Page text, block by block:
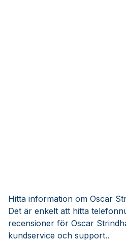
Hitta information om Oscar
Det är enkelt att hitta
recensioner för Oscar
kundservice och support..